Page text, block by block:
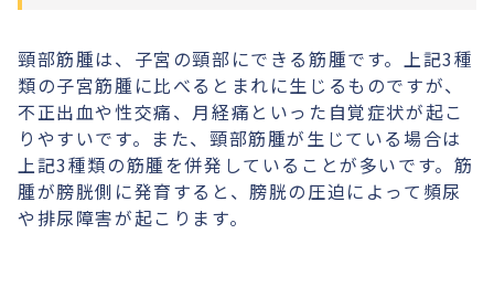
頸部筋腫は、子宮の頸部にできる筋腫です。上記3種
類の子宮筋腫に比べるとまれに生じるものですが、
不正出血や性交痛、月経痛といった自覚症状が起こ
りやすいです。また、頸部筋腫が生じている場合は
上記3種類の筋腫を併発していることが多いです。筋
腫が膀胱側に発育すると、膀胱の圧迫によって頻尿
や排尿障害が起こります。